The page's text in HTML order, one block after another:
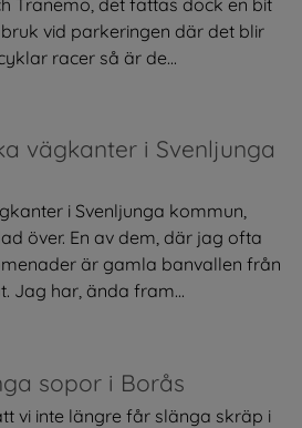
vid parkeringen där det blir
racer så är de...
vägkanter i Svenljunga
i Svenljunga kommun,
över. En av dem, där jag ofta
är gamla banvallen från
Jag har, ända fram...
sopor i Borås
vi inte längre får slänga skräp i